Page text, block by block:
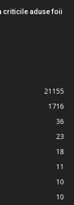
criticile aduse foii
21155
1716
36
23
18
11
10
10